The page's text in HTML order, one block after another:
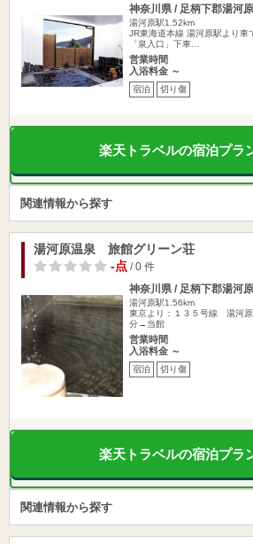
神奈川県 / 足柄下郡湯河
湯河原駅1.52km
JR東海道本線 湯河原駅より車
「泉入口」下車…
営業時間
入浴料金 ～
宿泊 切り傷
楽天トラベルの宿泊プラ
関連情報から探す
湯河原温泉 旅館グリーン荘
-点/ 0 件
神奈川県 / 足柄下郡湯河
湯河原駅1.56km
東京より：１３５号線 湯河
分→当館
営業時間
入浴料金 ～
宿泊 切り傷
楽天トラベルの宿泊プラ
関連情報から探す